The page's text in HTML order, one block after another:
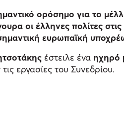
ορόσημο για το
οι έλληνες πολίτες
ευρωπαϊκή
έστειλε ένα ηχηρό
εργασίες του Συνεδρίου.